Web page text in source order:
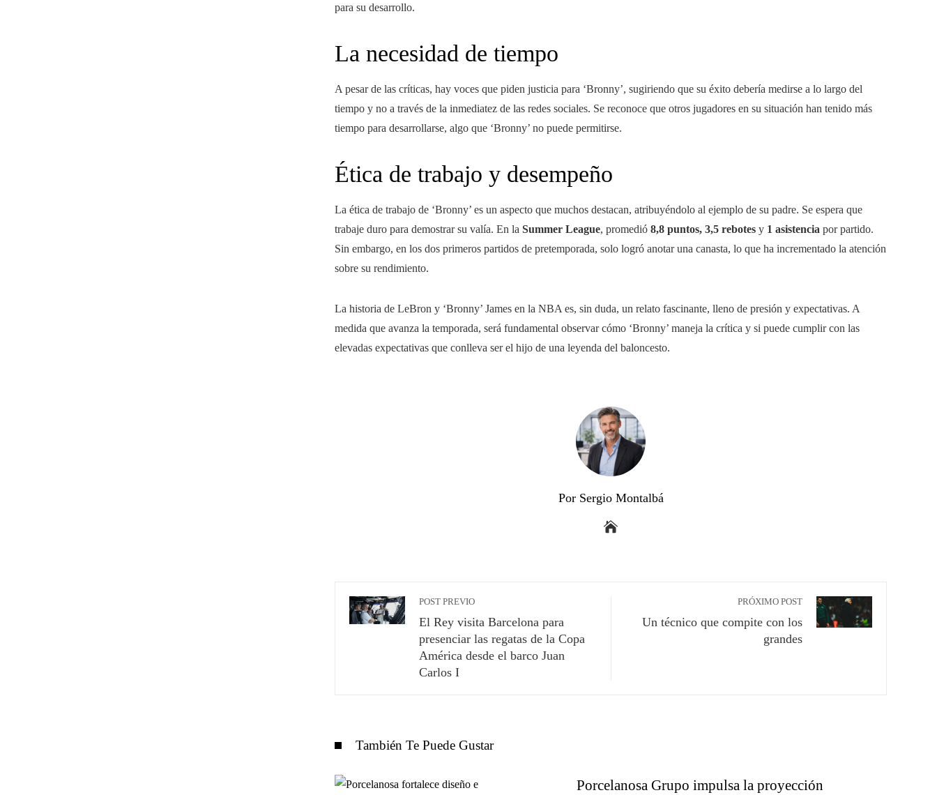
para su desarrollo.
La necesidad de tiempo
A pesar de las críticas, hay voces que piden justicia para ‘Bronny’, sugiriendo que su éxito debería medirse a lo largo del
tiempo y no a través de la inmediatez de las redes sociales. Se reconoce que otros jugadores en su situación han tenido más
tiempo para desarrollarse, algo que ‘Bronny’ no puede permitirse.
Ética de trabajo y desempeño
La ética de trabajo de ‘Bronny’ es un aspecto que muchos destacan, atribuyéndolo al ejemplo de su padre. Se espera que
trabaje duro para demostrar su valía. En la Summer League, promedió 8,8 puntos, 3,5 rebotes y 1 asistencia por partido.
Sin embargo, en los dos primeros partidos de pretemporada, solo logró anotar una canasta, lo que ha incrementado la atención
sobre su rendimiento.
La historia de LeBron y ‘Bronny’ James en la NBA es, sin duda, un relato fascinante, lleno de presión y expectativas. A
medida que avanza la temporada, será fundamental observar cómo ‘Bronny’ maneja la crítica y si puede cumplir con las
elevadas expectativas que conlleva ser el hijo de una leyenda del baloncesto.
Por Sergio Montalbá
POST PREVIO
El Rey visita Barcelona para
presenciar las regatas de la Copa
América desde el barco Juan
Carlos I
PRÓXIMO POST
Un técnico que compite con los
grandes
También Te Puede Gustar
Porcelanosa Grupo impulsa la proyección